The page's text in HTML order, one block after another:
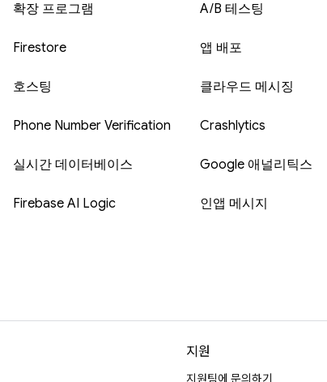
확장 프로그램
Firestore
호스팅
Phone Number Verification
실시간 데이터베이스
Firebase AI Logic
A/B 테스팅
앱 배포
클라우드 메시징
Crashlytics
Google 애널리틱스
인앱 메시지
지원
지원팀에 문의하기